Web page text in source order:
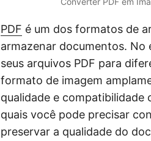
PDF é um dos formatos de
armazenar documentos.
seus arquivos PDF para
formato de imagem
qualidade e compatibilidade
quais você pode precisar
preservar a qualidade do